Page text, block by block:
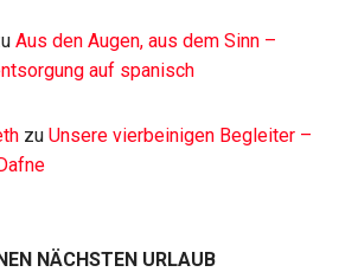
Aus den Augen, aus dem Sinn –
auf spanisch
zu Unsere vierbeinigen Begleiter –
NÄCHSTEN URLAUB